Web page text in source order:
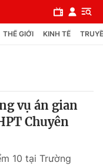
THẾ GIỚI KINH TẾ
vụ án gian
Chuyên
10 tại Trường